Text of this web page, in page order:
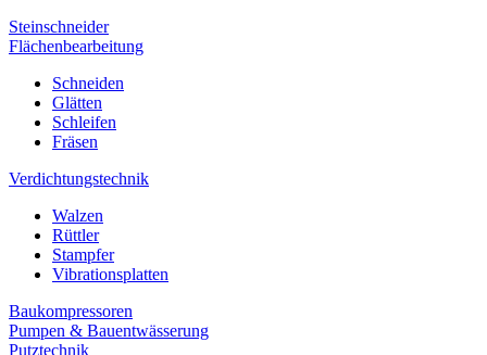
Steinschneider
Flächenbearbeitung
Schneiden
Glätten
Schleifen
Fräsen
Verdichtungstechnik
Walzen
Rüttler
Stampfer
Vibrationsplatten
Baukompressoren
Pumpen & Bauentwässerung
Putztechnik